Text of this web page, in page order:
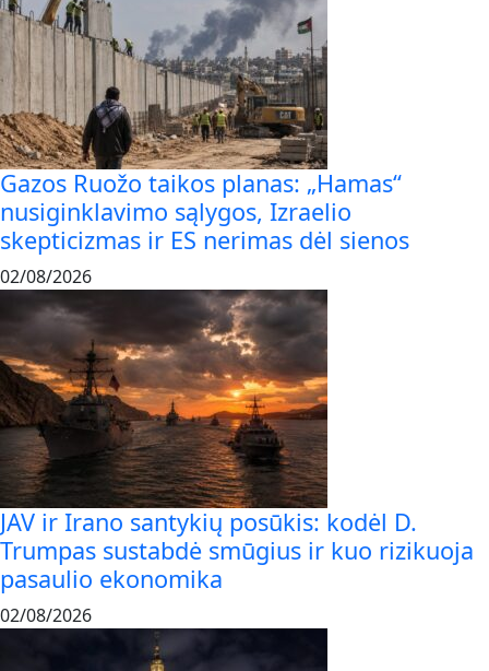
Gazos Ruožo taikos planas: „Hamas“
nusiginklavimo sąlygos, Izraelio
skepticizmas ir ES nerimas dėl sienos
02/08/2026
JAV ir Irano santykių posūkis: kodėl D.
Trumpas sustabdė smūgius ir kuo rizikuoja
pasaulio ekonomika
02/08/2026